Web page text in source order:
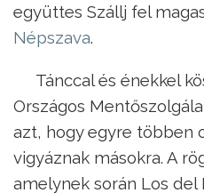
együttes Szállj fel
Népszava.
Tánccal és énekkel
Országos
azt, hogy egyre többen
vigyáznak másokra. A
amelynek során Los del